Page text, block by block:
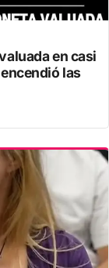
en casi
las